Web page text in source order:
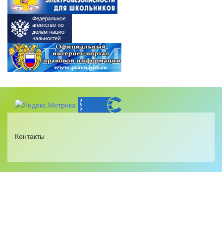
Контакты